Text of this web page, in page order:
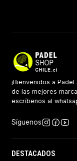
¡Bienvenidos a
de las mejores
escríbenos al
Síguenos
DESTACADOS